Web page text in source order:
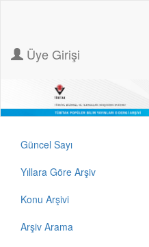
Üye Girişi
Güncel Sayı
Yıllara Göre Arşiv
Konu Arşivi
Arşiv Arama